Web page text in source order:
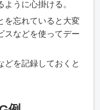
うに心掛ける。
を忘れていると大変
スなどを使ってデー
どを記録しておくと